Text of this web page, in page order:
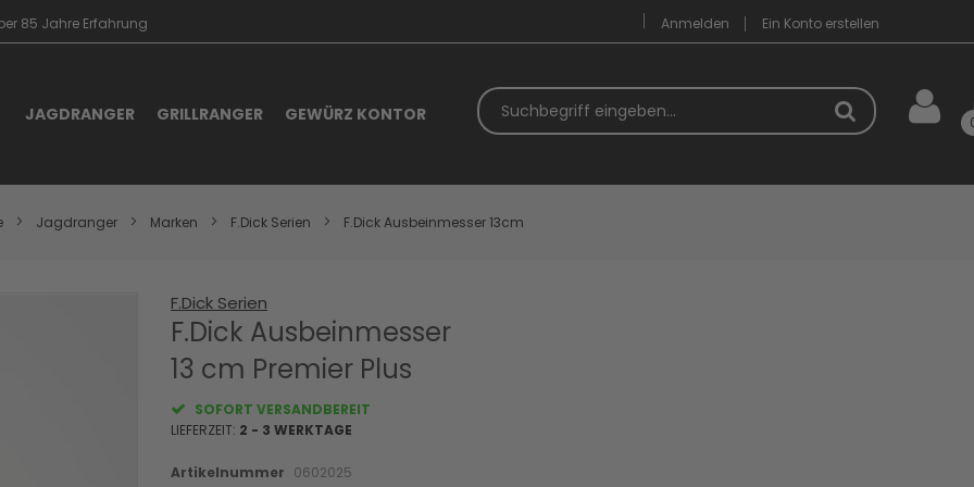
85 Jahre Erfahrung Anmelden
Ein Konto erstellen
JAGDRANGER GRILLRANGER GEWÜRZ KONTOR
Suchbegriff
Jagdranger Marken F.Dick Serien F.Dick Ausbeinmesser 13cm
F.Dick Serien
F.Dick Ausbeinmesser
13 cm Premier Plus
SOFORT VERSANDBEREIT
LIEFERZEIT: 2 - 3 WERKTAGE
Artikelnummer 0602025
beginning
images